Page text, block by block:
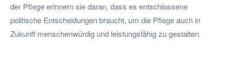
der Pflege erinnern sie daran, dass es entschlossene
politische Entscheidungen braucht, um die Pflege auch in
Zukunft menschenwürdig und leistungsfähig zu gestalten.